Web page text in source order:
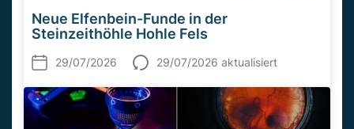
Neue Elfenbein-Funde in der
Steinzeithöhle Hohle Fels
29/07/2026 29/07/2026 aktualisiert